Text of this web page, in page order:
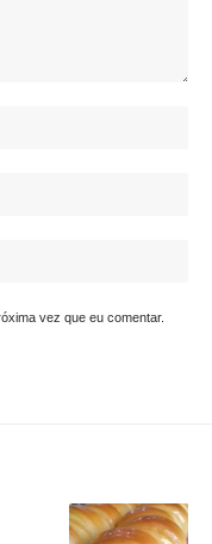
vez que eu comentar.